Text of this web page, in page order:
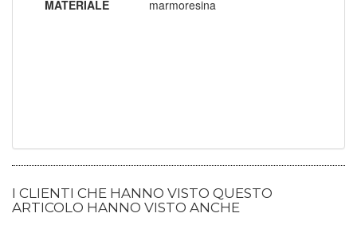
MATERIALE
marmoresina
I CLIENTI CHE HANNO VISTO QUESTO
ARTICOLO HANNO VISTO ANCHE